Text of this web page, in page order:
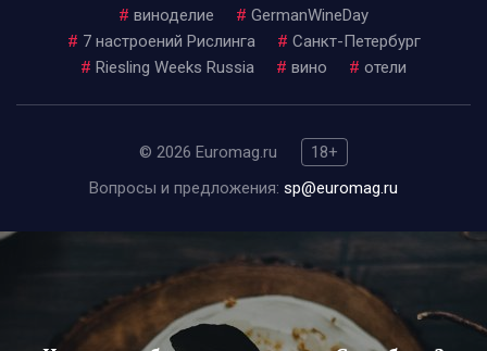
# виноделие # GermanWineDay
# 7 настроений Рислинга # Санкт-Петербург
# Riesling Weeks Russia # вино # отели
© 2026 Euromag.ru
18+
Вопросы и предложения: sp@euromag.ru